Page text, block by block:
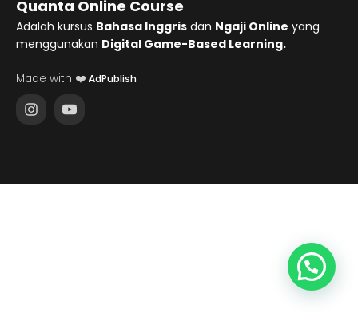
Quanta Online Course
Adalah kursus Bahasa Inggris dan Ngaji Online yang
menggunakan Digital Game-Based Learning.
Made with ❤️ AdPublish